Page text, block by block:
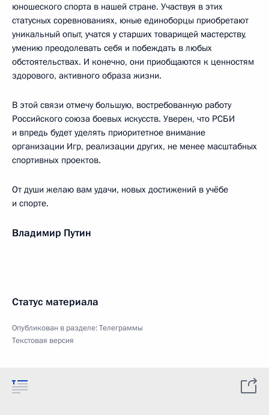
юношеского спорта в нашей стране. Участвуя в этих
статусных соревнованиях, юные единоборцы приобретают
уникальный опыт, учатся у старших товарищей мастерству,
умению преодолевать себя и побеждать в любых
обстоятельствах. И конечно, они приобщаются к ценностям
здорового, активного образа жизни.
В этой связи отмечу большую, востребованную работу
Российского союза боевых искусств. Уверен, что РСБИ
и впредь будет уделять приоритетное внимание
организации Игр, реализации других, не менее масштабных
спортивных проектов.
От души желаю вам удачи, новых достижений в учёбе
и спорте.
Владимир Путин
Статус материала
Опубликован в разделе:Телеграммы
Текстовая версия